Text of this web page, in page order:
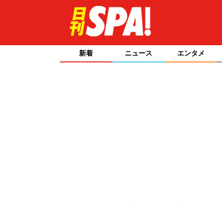
新着 ニュース エンタメ